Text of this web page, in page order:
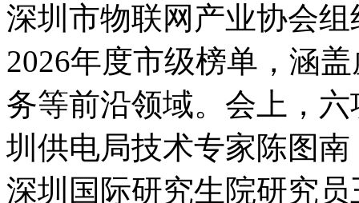
深圳市物联网产业协会
2026年度市级榜单，涵
务等前沿领域。会上，
圳供电局技术专家陈图
深圳国际研究生院研究